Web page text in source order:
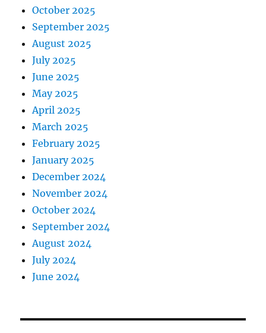
October 2025
September 2025
August 2025
July 2025
June 2025
May 2025
April 2025
March 2025
February 2025
January 2025
December 2024
November 2024
October 2024
September 2024
August 2024
July 2024
June 2024